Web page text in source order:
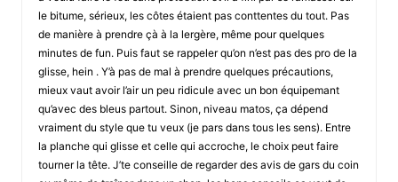
le bitume, sérieux, les côtes étaient pas conttentes du tout. Pas
de manière à prendre çà à la lergère, même pour quelques
minutes de fun. Puis faut se rappeler qu’on n’est pas des pro de la
glisse, hein . Y’à pas de mal à prendre quelques précautions,
mieux vaut avoir l’air un peu ridicule avec un bon équipemant
qu’avec des bleus partout. Sinon, niveau matos, ça dépend
vraiment du style que tu veux (je pars dans tous les sens). Entre
la planche qui glisse et celle qui accroche, le choix peut faire
tourner la tête. J’te conseille de regarder des avis de gars du coin